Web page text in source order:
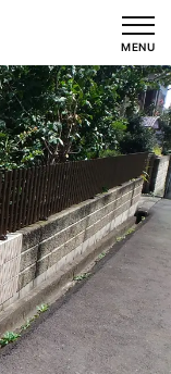
MENU